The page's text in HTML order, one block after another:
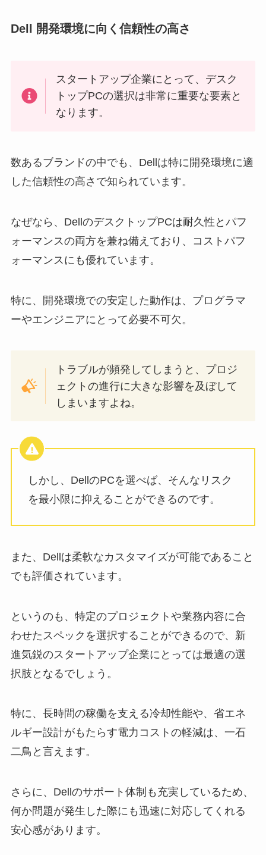
Dell 開発環境に向く信頼性の高さ
スタートアップ企業にとって、デスク
トップPCの選択は非常に重要な要素と
なります。
数あるブランドの中でも、Dellは特に開発環境に適
した信頼性の高さで知られています。
なぜなら、DellのデスクトップPCは耐久性とパフ
ォーマンスの両方を兼ね備えており、コストパフ
ォーマンスにも優れています。
特に、開発環境での安定した動作は、プログラマ
ーやエンジニアにとって必要不可欠。
トラブルが頻発してしまうと、プロジ
ェクトの進行に大きな影響を及ぼして
しまいますよね。
しかし、DellのPCを選べば、そんなリスク
を最小限に抑えることができるのです。
また、Dellは柔軟なカスタマイズが可能であること
でも評価されています。
というのも、特定のプロジェクトや業務内容に合
わせたスペックを選択することができるので、新
進気鋭のスタートアップ企業にとっては最適の選
択肢となるでしょう。
特に、長時間の稼働を支える冷却性能や、省エネ
ルギー設計がもたらす電力コストの軽減は、一石
二鳥と言えます。
さらに、Dellのサポート体制も充実しているため、
何か問題が発生した際にも迅速に対応してくれる
安心感があります。